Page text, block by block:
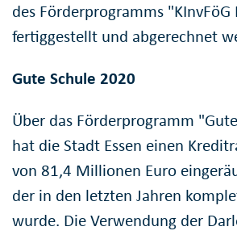
des Förderprogramms
fertiggestellt und abgerechnet
Gute Schule 2020
Über das Förderprogramm
hat die Stadt Essen einen
von 81,4 Millionen Euro
der in den letzten Jahren
wurde. Die Verwendung der